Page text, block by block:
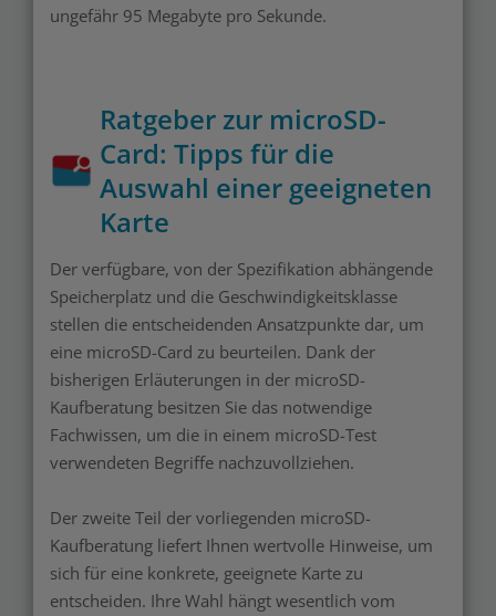
ungefähr 95 Megabyte pro Sekunde.
Ratgeber zur microSD-
Card: Tipps für die
Auswahl einer geeigneten
Karte
Der verfügbare, von der Spezifikation abhängende
Speicherplatz und die Geschwindigkeitsklasse
stellen die entscheidenden Ansatzpunkte dar, um
eine microSD-Card zu beurteilen. Dank der
bisherigen Erläuterungen in der microSD-
Kaufberatung besitzen Sie das notwendige
Fachwissen, um die in einem microSD-Test
verwendeten Begriffe nachzuvollziehen.
Der zweite Teil der vorliegenden microSD-
Kaufberatung liefert Ihnen wertvolle Hinweise, um
sich für eine konkrete, geeignete Karte zu
entscheiden. Ihre Wahl hängt wesentlich vom